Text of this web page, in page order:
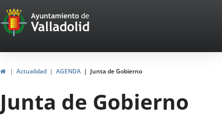
Portal
Web
del
Ayuntamiento
de
Valladolid
HomeActualidad AGENDA Junta de Gobierno
Junta de Gobierno